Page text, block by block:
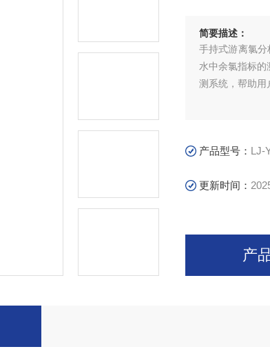
简要描述：
手持式游离氯
水中余氯指标
测系统，帮助用
产品型号： LJ-
更新时间：
产